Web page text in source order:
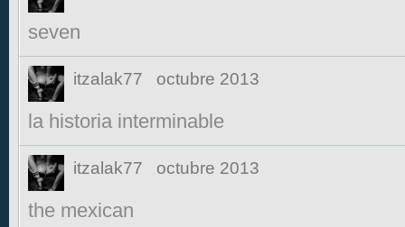
seven
itzalak77 octubre 2013
la historia interminable
itzalak77 octubre 2013
the mexican